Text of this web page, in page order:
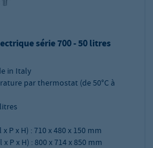
série 700 - 50 litres
in Italy
par thermostat (de 50°C à
P x H) : 710 x 480 x 150 mm
P x H) : 800 x 714 x 850 mm